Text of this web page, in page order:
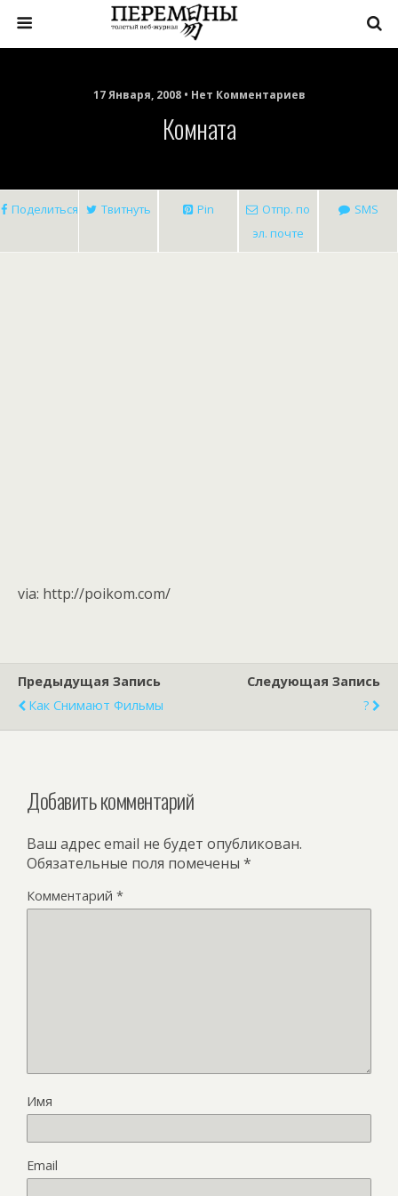
17 Января, 2008 • Нет Комментариев
Комната
Поделиться Твитнуть Pin
Отпр. по
эл. почте
SMS
via: http://poikom.com/
Предыдущая Запись
Как Снимают Фильмы
Следующая Запись
?
Добавить комментарий
Ваш адрес email не будет опубликован.
Обязательные поля помечены *
Комментарий *
Имя
Email